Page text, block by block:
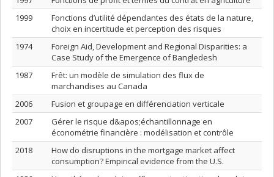
1999
Fonctions d’utilité dépendantes des états de la nature,
choix en incertitude et perception des risques
1974
Foreign Aid, Development and Regional Disparities: a
Case Study of the Emergence of Bangledesh
1987
Frêt: un modèle de simulation des flux de
marchandises au Canada
2006
Fusion et groupage en différenciation verticale
2007
Gérer le risque d&apos;échantillonnage en
économétrie financière : modélisation et contrôle
2018
How do disruptions in the mortgage market affect
consumption? Empirical evidence from the U.S.